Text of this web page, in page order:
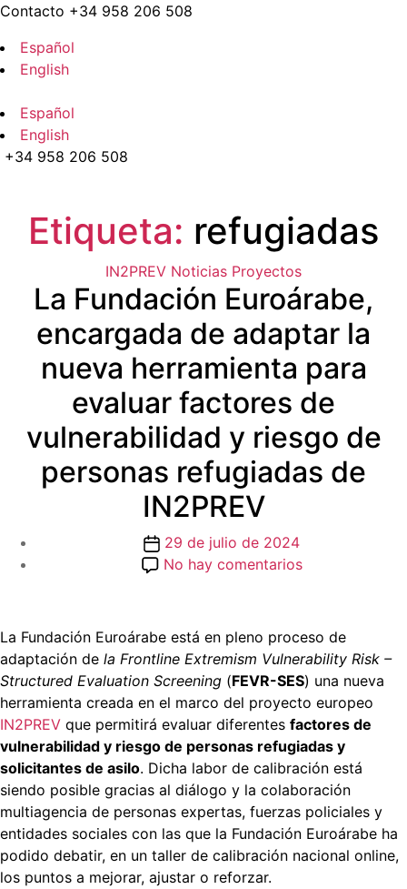
Saltar
contenido
Contacto +34 958 206 508
Español
English
Español
English
+34 958 206 508
Etiqueta: refugiadas
Categorías
IN2PREV Noticias Proyectos
La Fundación Euroárabe,
encargada de adaptar la
nueva herramienta para
evaluar factores de
vulnerabilidad y riesgo de
personas refugiadas de
IN2PREV
Fecha
de
29 de julio de 2024
No hay comentariosen
Euroárabe,
encargada
de
adaptar
la
nueva
herramienta
para
evaluar
factores
de
vulnerabilidad
La Fundación Euroárabe está en pleno proceso de
adaptación de la Frontline Extremism Vulnerability Risk –
Structured Evaluation Screening (FEVR-SES) una nueva
herramienta creada en el marco del proyecto europeo
IN2PREV que permitirá evaluar diferentes factores de
vulnerabilidad y riesgo de personas refugiadas y
solicitantes de asilo. Dicha labor de calibración está
siendo posible gracias al diálogo y la colaboración
multiagencia de personas expertas, fuerzas policiales y
entidades sociales con las que la Fundación Euroárabe ha
podido debatir, en un taller de calibración nacional online,
los puntos a mejorar, ajustar o reforzar.